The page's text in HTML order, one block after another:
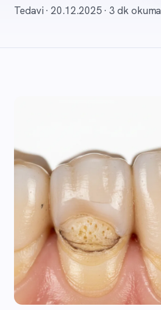
Tedavi · 20.12.2025 · 3 dk okuma